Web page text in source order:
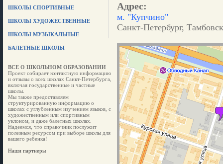
ШКОЛЫ СПОРТИВНЫЕ
ШКОЛЫ ХУДОЖЕСТВЕННЫЕ
ШКОЛЫ МУЗЫКАЛЬНЫЕ
БАЛЕТНЫЕ ШКОЛЫ
ВСЕ О ШКОЛЬНОМ ОБРАЗОВАНИИ
Проект собирает контактную информацию
и отзывы о всех школах Санкт-Петербурга,
включая государственные и частные
школы.
Мы также предоставляем
структурированную информацию о
школах с углубленным изучением языков, с
художественным или спортивным
уклоном, и даже балетных школах.
Надеемся, что справочник послужит
полезным ресурсом при выборе школы для
вашего ребенка!
Наши партнеры
Адрес:
м. "Купчино"
Санкт-Петербург,